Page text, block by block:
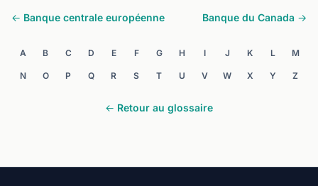
← Banque centrale européenne Banque du Canada →
A B C D E F G H I J K L M
N O P Q R S T U V W X Y Z
← Retour au glossaire